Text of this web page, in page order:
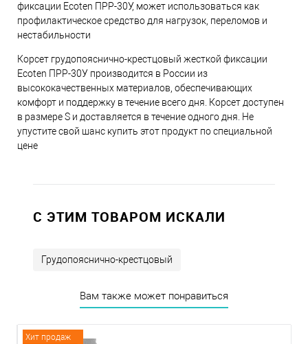
фиксации Ecoten ПРР-30У, может использоваться как
профилактическое средство для нагрузок, переломов и
нестабильности
Корсет грудопояснично-крестцовый жесткой фиксации
Ecoten ПРР-30У производится в России из
высококачественных материалов, обеспечивающих
комфорт и поддержку в течение всего дня. Корсет доступен
в размере S и доставляется в течение одного дня. Не
упустите свой шанс купить этот продукт по специальной
цене
C ЭТИМ ТОВАРОМ ИСКАЛИ
Грудопояснично-крестцовый
Вам также может понравиться
Хит продаж